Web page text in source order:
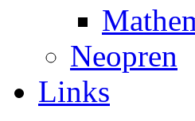
Neopren
Links